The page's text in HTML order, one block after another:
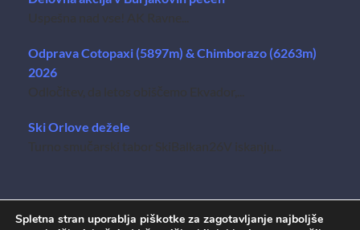
Uspešna nad vse! AK Ravne...
Odprava Cotopaxi (5897m) & Chimborazo (6263m)
2026
Odločitev, da letos obiščemo Ekvador,...
Ski Orlove dežele
Turno smučarski tabor SkiBalkan26V iskanju...
Spletna stran uporablja piškotke za zagotavljanje najboljše